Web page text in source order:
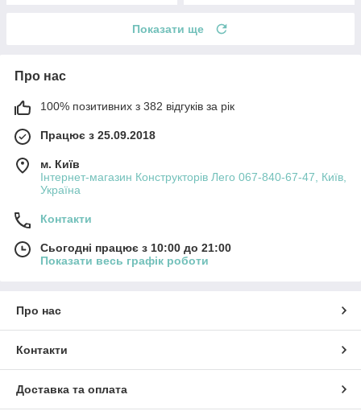
Показати ще
Про нас
100% позитивних з 382 відгуків за рік
Працює з 25.09.2018
м. Київ
Інтернет-магазин Конструкторів Лего 067-840-67-47, Київ,
Україна
Контакти
Сьогодні працює з 10:00 до 21:00
Показати весь графік роботи
Про нас
Контакти
Доставка та оплата